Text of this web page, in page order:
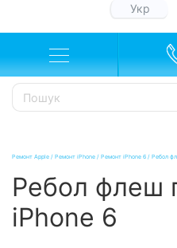
Укр
Ремонт Apple / Ремонт iPhone / Ремонт iPhone 6 / Ребол
Ребол флеш
iPhone 6